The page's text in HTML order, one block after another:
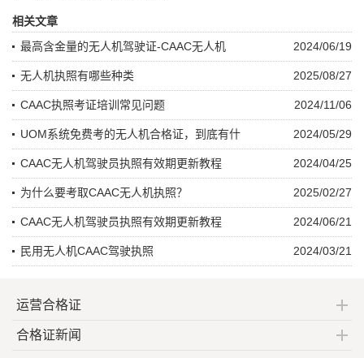
相关文章
2024/06/19
最高含金量的无人机驾驶证-CAAC无人机
2025/08/27
无人机执照有哪些种类
2024/11/06
CAAC执照考证培训常见问题
2024/05/29
UOM系统免费考的无人机合格证，到底有什
2024/04/25
CAAC无人机驾驶员执照有效期更新教程
2025/02/27
为什么要考取CAAC无人机执照？
2024/06/21
CAAC无人机驾驶员执照有效期更新教程
2024/03/21
民用无人机CAAC驾驶执照
运营合格证
合格证新闻